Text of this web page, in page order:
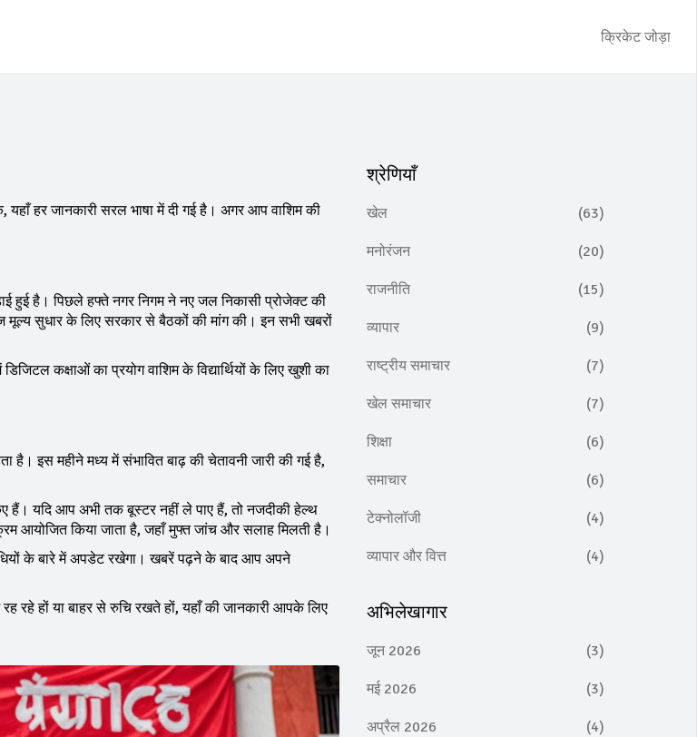
क्रिकेट जोड़ा
हर जानकारी सरल भाषा में दी गई है। अगर आप वाशिम की
हुई है। पिछले हफ्ते नगर निगम ने नए जल निकासी प्रोजेक्ट की
सुधार के लिए सरकार से बैठकों की मांग की। इन सभी खबरों
कक्षाओं का प्रयोग वाशिम के विद्यार्थियों के लिए खुशी का
है। इस महीने मध्य में संभावित बाढ़ की चेतावनी जारी की गई है,
हैं। यदि आप अभी तक बूस्टर नहीं ले पाए हैं, तो नजदीकी हेल्थ
आयोजित किया जाता है, जहाँ मुफ्त जांच और सलाह मिलती है।
के बारे में अपडेट रखेगा। खबरें पढ़ने के बाद आप अपने
रहे हों या बाहर से रुचि रखते हों, यहाँ की जानकारी आपके लिए
श्रेणियाँ
खेल (63)
मनोरंजन (20)
राजनीति (15)
व्यापार (9)
राष्ट्रीय समाचार (7)
खेल समाचार (7)
शिक्षा (6)
समाचार (6)
टेक्नोलॉजी (4)
व्यापार और वित्त (4)
अभिलेखागार
जून 2026 (3)
मई 2026 (3)
अप्रैल 2026 (4)